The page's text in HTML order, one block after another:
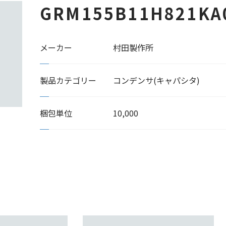
メーカー 村田製作所
製品カテゴリー コンデンサ(キャパシタ)
梱包単位 10,000